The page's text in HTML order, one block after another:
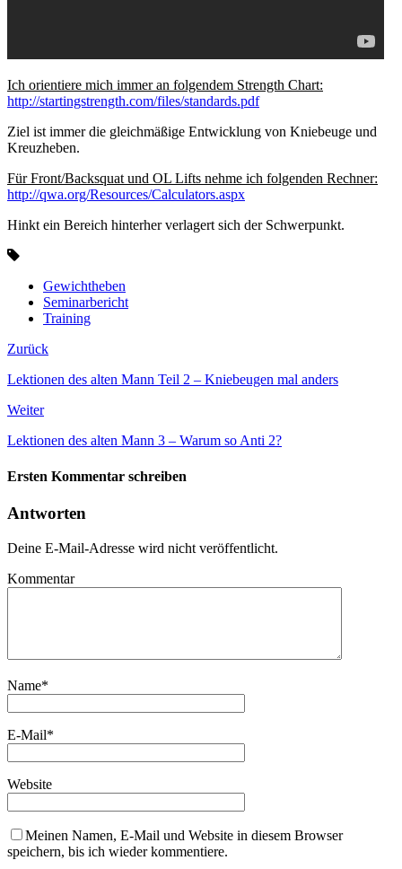
Ich orientiere mich immer an folgendem Strength Chart:
http://startingstrength.com/files/standards.pdf
Ziel ist immer die gleichmäßige Entwicklung von Kniebeuge und
Kreuzheben.
Für Front/Backsquat und OL Lifts nehme ich folgenden Rechner:
http://qwa.org/Resources/Calculators.aspx
Hinkt ein Bereich hinterher verlagert sich der Schwerpunkt.
Gewichtheben
Seminarbericht
Training
Zurück
Lektionen des alten Mann Teil 2 – Kniebeugen mal anders
Weiter
Lektionen des alten Mann 3 – Warum so Anti 2?
Ersten Kommentar schreiben
Antworten
Deine E-Mail-Adresse wird nicht veröffentlicht.
Kommentar
Name*
E-Mail*
Website
Meinen Namen, E-Mail und Website in diesem Browser
speichern, bis ich wieder kommentiere.